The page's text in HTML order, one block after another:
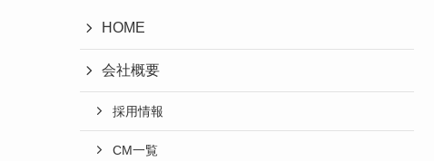
HOME
会社概要
採用情報
CM一覧